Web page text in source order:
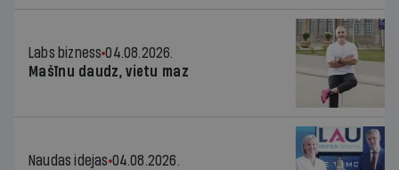
Labs bizness 04.08.2026.
Mašīnu daudz, vietu maz
Naudas idejas 04.08.2026.